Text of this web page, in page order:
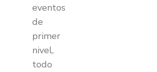
eventos
de
primer
nivel,
todo